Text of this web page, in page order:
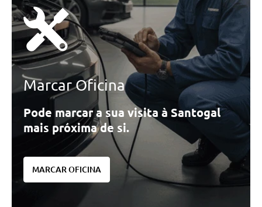
Marcar Oficina
Pode marcar a sua visita à Santogal
mais próxima de si.
MARCAR OFICINA